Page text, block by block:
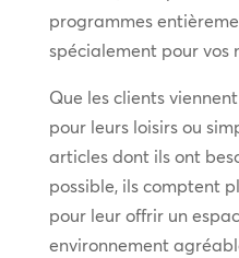
programmes
spécialement pour vos
Que les clients
pour leurs loisirs ou
articles dont ils ont
possible, ils comptent
pour leur offrir un
environnement